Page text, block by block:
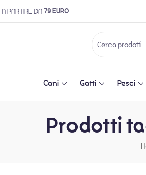
PARTIRE DA79 EURO
Cani Gatti Pesci
Prodotti